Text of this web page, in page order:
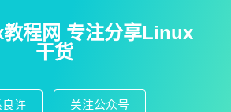
程网 专注分享Linux
干货
良许 关注公众号